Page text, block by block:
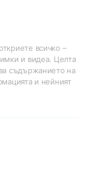
всичко –
и видеа. Целта
съдържанието на
и нейният